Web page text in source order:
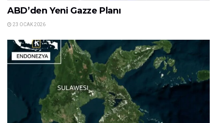
ABD’den Yeni Gazze Planı
23 OCAK 2026